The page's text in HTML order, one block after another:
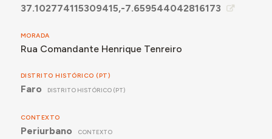
37.102774115309415,-7.659544042816173
MORADA
Rua Comandante Henrique Tenreiro
DISTRITO HISTÓRICO (PT)
Faro DISTRITO HISTÓRICO (PT)
CONTEXTO
Periurbano CONTEXTO